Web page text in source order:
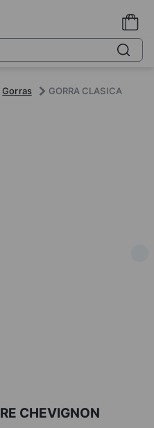
Gorras
GORRA CLASICA
CHEVIGNON